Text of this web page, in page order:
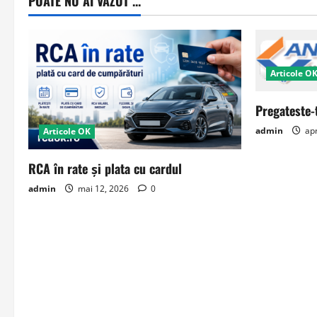
Articole OK
RCA în rate și plata cu cardul
admin mai 12, 2026 0
Articole OK
admin